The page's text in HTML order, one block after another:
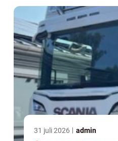
31 juli 2026 admin